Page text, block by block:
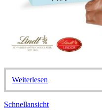
Weiterlesen
Schnellansicht